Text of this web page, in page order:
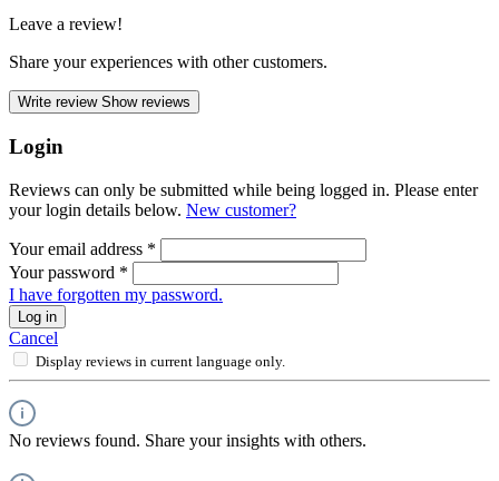
Leave a review!
Share your experiences with other customers.
Write review Show reviews
Login
Reviews can only be submitted while being logged in. Please enter
your login details below. New customer?
Your email address *
Your password *
I have forgotten my password.
Log in
Cancel
Display reviews in current language only.
No reviews found. Share your insights with others.